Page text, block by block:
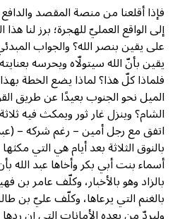
فإذا أقلعنا من منصة المقصد
إلى الواقع العمليّ للهجرة؛ برز لنا
على يقين بنصر الله؟ والجواب
يقين بأنّ الله سيتولّاه ويحرسه
فلماذا كلّ هذا؟ لماذا يضع الخطة
الميل نحو الجنوب بعيدًا عن طريق
الشام؟ وينزل غار ثور ويمكث فيه
اتفق مع رجل أمين – رغم شركه –
بالنوق الثلاثة بعد أيام هي التي
أسماء بنت أبي بكر وأخاها عبد الله
بالزاد وهو بالأخبار، وكلّف عامر بن
بالغنم التي يرعاها، وكلّف عليّ بن